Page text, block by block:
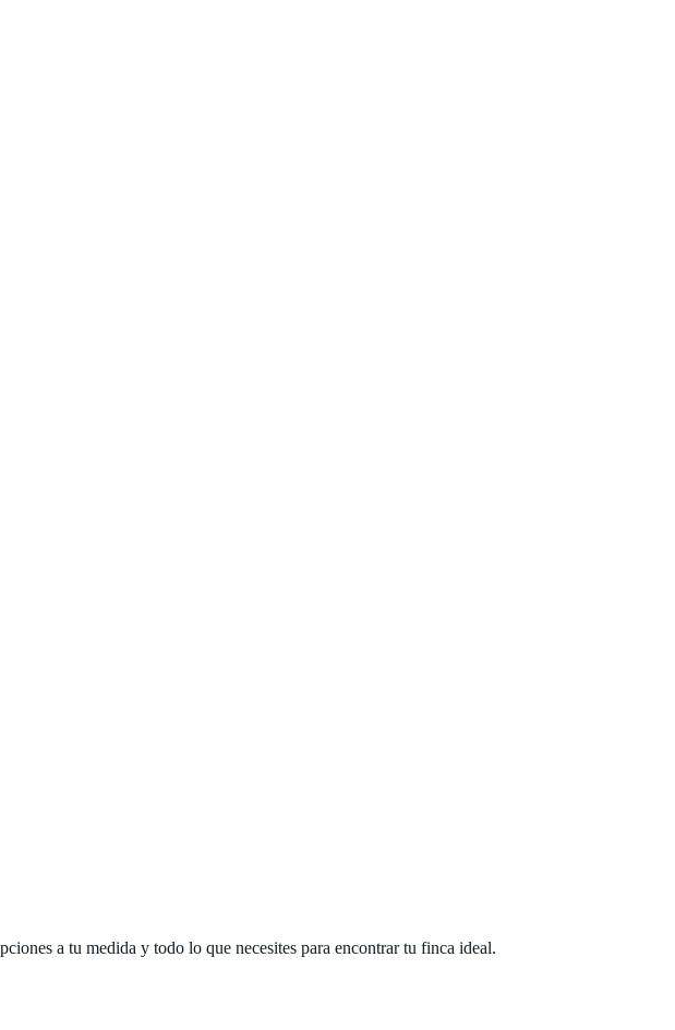
a tu medida y todo lo que necesites para encontrar tu finca ideal.